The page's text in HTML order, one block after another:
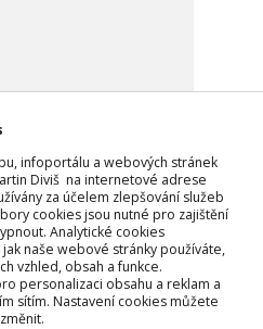
Competition, 2ks,
skladem
do košíku
infoportálu a webových stránek
Diviš na internetové adrese
za účelem zlepšování služeb
cookies jsou nutné pro zajištění
Analytické cookies
naše webové stránky používáte,
vzhled, obsah a funkce.
personalizaci obsahu a reklam a
sítím. Nastavení cookies můžete